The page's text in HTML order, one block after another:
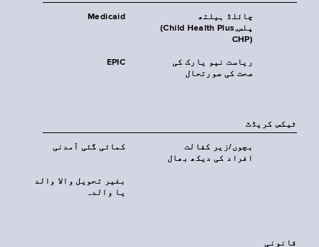
Medicaid
چائلڈ ہیلتھ
پلس‎(Child Health Plus,
CHP)‎
EPIC
ریاست نیو یارک کی
صحت کی صورتحال
ٹیکس کریڈٹ
کمائی گئی آمدنی
بچوں/زیر کفالت
افراد کی دیکھ بھال
بغیر تحویل والا والد
یا والدہ
قانونی